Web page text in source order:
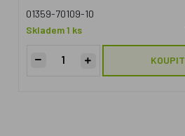
01359-70109-10
Skladem 1 ks
KOUPIT